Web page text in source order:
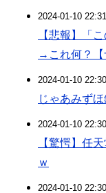
2024-01-10
【悲報】「
→これ何？【
2024-01-10
じゃあみず
2024-01-10
【驚愕】任
ｗ
2024-01-10